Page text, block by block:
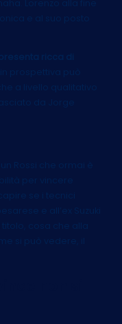
Lorenzo alla fine
e al suo posto
ricca di
prospettiva può
a livello qualitativo
da Jorge
Rossi che ormai è
per vincere
se i tecnici
e all’ex Suzuki
cosa che alla
si può vedere, il